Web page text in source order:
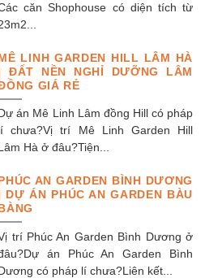
căn Shophouse có diện tích từ
LINH GARDEN HILL LÂM HÀ
ĐẤT NỀN NGHỈ DƯỠNG LÂM
GIÁ RẺ
Dự án Mê Linh Lâm đồng Hill có pháp
lí chưa?Vị trí Mê Linh Garden Hill
Lâm Hà ở đâu?Tiện...
PHÚC AN GARDEN BÌNH DƯƠNG
| DỰ ÁN PHÚC AN GARDEN BÀU
BÀNG
trí Phúc An Garden Bình Dương ở
án Phúc An Garden Bình
có pháp lí chưa?Liên kết...